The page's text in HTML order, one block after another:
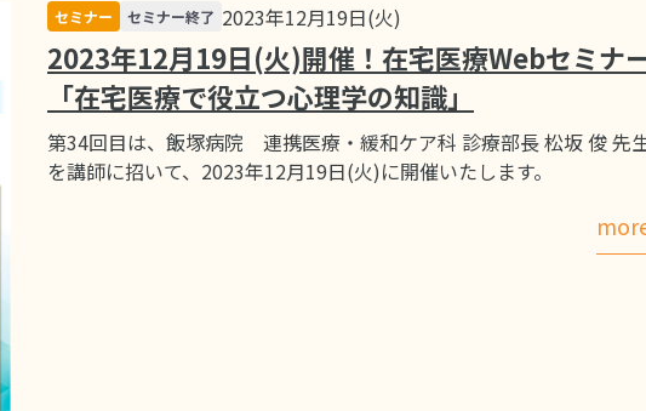
セミナー セミナー終了 2023年12月19日(火)
2023年12月19日(火)開催！在宅医療Webセミナ
「在宅医療で役立つ心理学の知識」
第34回目は、飯塚病院 連携医療・緩和ケア科 診療部長 松坂 俊 先
を講師に招いて、2023年12月19日(火)に開催いたします。